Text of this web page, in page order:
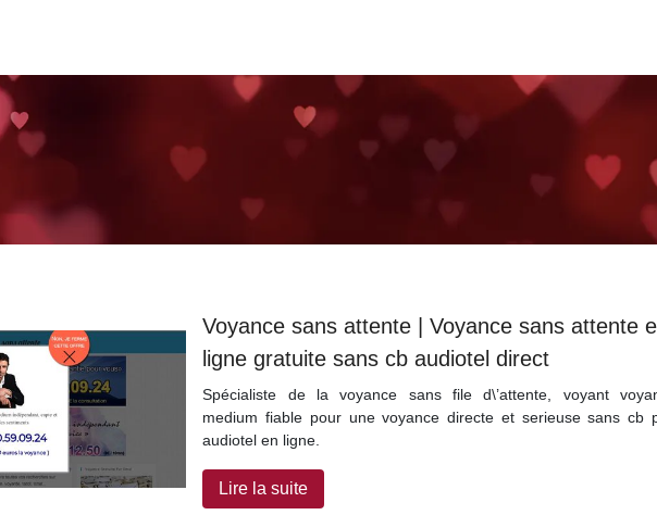
Voyance sans attente | Voyance sans attente
ligne gratuite sans cb audiotel direct
Spécialiste de la voyance sans file d\’attente, voyant
medium fiable pour une voyance directe et serieuse sans cb
audiotel en ligne.
Lire la suite